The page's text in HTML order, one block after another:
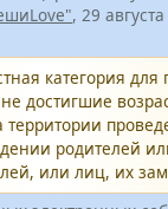
, 29
категория
достигшие
родителей
или лиц, их